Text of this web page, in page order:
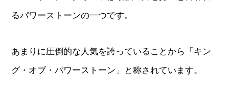
るパワーストーンの一つです。
あまりに圧倒的な人気を誇っていることから「キン
グ・オブ・パワーストーン」と称されています。